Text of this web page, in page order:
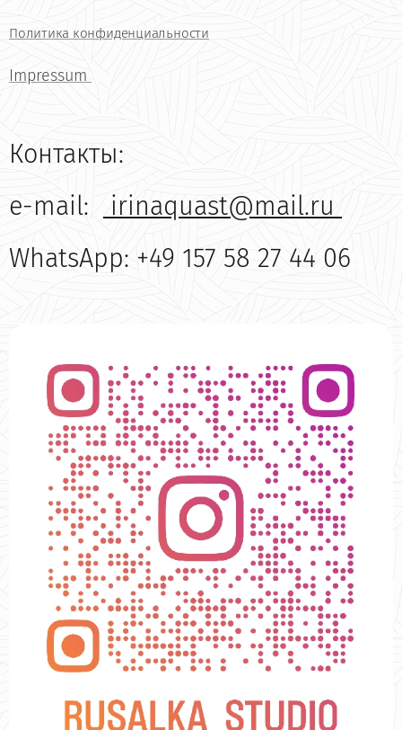
Политика конфиденциальности
Impressum
Контакты:
e-mail:
irinaquast@mail.ru
WhatsApp: +49 157 58 27 44 06